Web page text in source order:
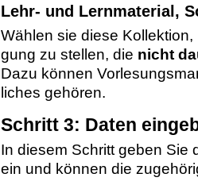
Lehr- und Lern­ma­te­ri­al,
Wäh­len sie diese
gung zu stel­len, die nicht
Dazu kön­nen
li­ches ge­hö­ren.
Schritt 3: Daten
In die­sem Schritt geben Sie
ein und kön­nen die